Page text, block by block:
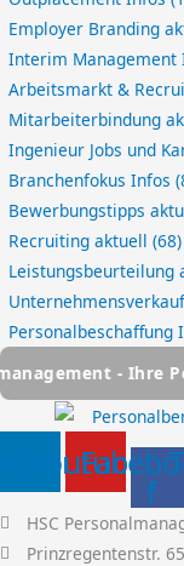
Employer Branding
Interim
Arbeitsmarkt &
Mitarbeiterbindung
Ingenieur Jobs und
Branchenfokus Infos
Bewerbungstipps
Recruiting aktuell(68)
Personalbeschaffung
- Ihre
Youtube
f
HSC
Prinzregentenstr.